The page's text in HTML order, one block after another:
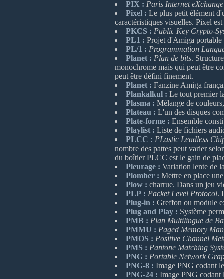
PIX : Paris Internet eXchange
Pixel : Le plus petit élément
caractéristiques visuelles. Pixel
PKCS : Public Key Crypto-
PL1 : Projet d'Amiga
PL/1 : Programmation
Planet : Plan de bits.
monochrome mais qui peut être
peut être défini finement.
Planet : Fanzine Amiga
Plankalkul : Le tout premier
Plasma : Mélange de
Plateau : L'un des disques
Plate-forme : Ensemble
Playlist : Liste de fichiers
PLCC : PLastic Leadless
nombre des pattes peut varier
du boîtier PLCC est le gain de
Pleurage : Variation lente de
Plomber : Mettre en place
Plow : charrue. Dans un jeu
PLP : Packet Level Protocol.
Plug-in : Greffon ou module
Plug and Play : Système
PMB : Plan Multilingue de
PMMU : Paged Memory
PMOS : Positive Channel
PMS : Pantone Matching
PNG : Portable Network
PNG-8 : Image PNG codant
PNG-24 : Image PNG codant